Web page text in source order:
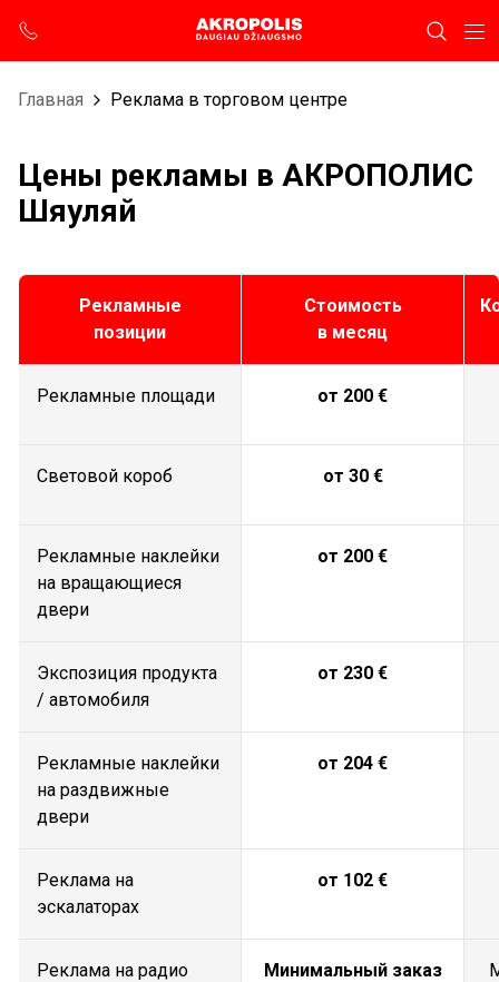
Главная Реклама в торговом центре
Цены рекламы в АКРОПОЛИС
Шяуляй
Рекламные
позиции
Стоимость
в месяц
Рекламные площади от 200 €
Световой короб от 30 €
Рекламные наклейки
на вращающиеся
двери
от 200 €
Экспозиция продукта
/ автомобиля
от 230 €
Рекламные наклейки
на раздвижные
двери
от 204 €
Реклама на
эскалаторах
от 102 €
Реклама на радио
Минимальный заказ